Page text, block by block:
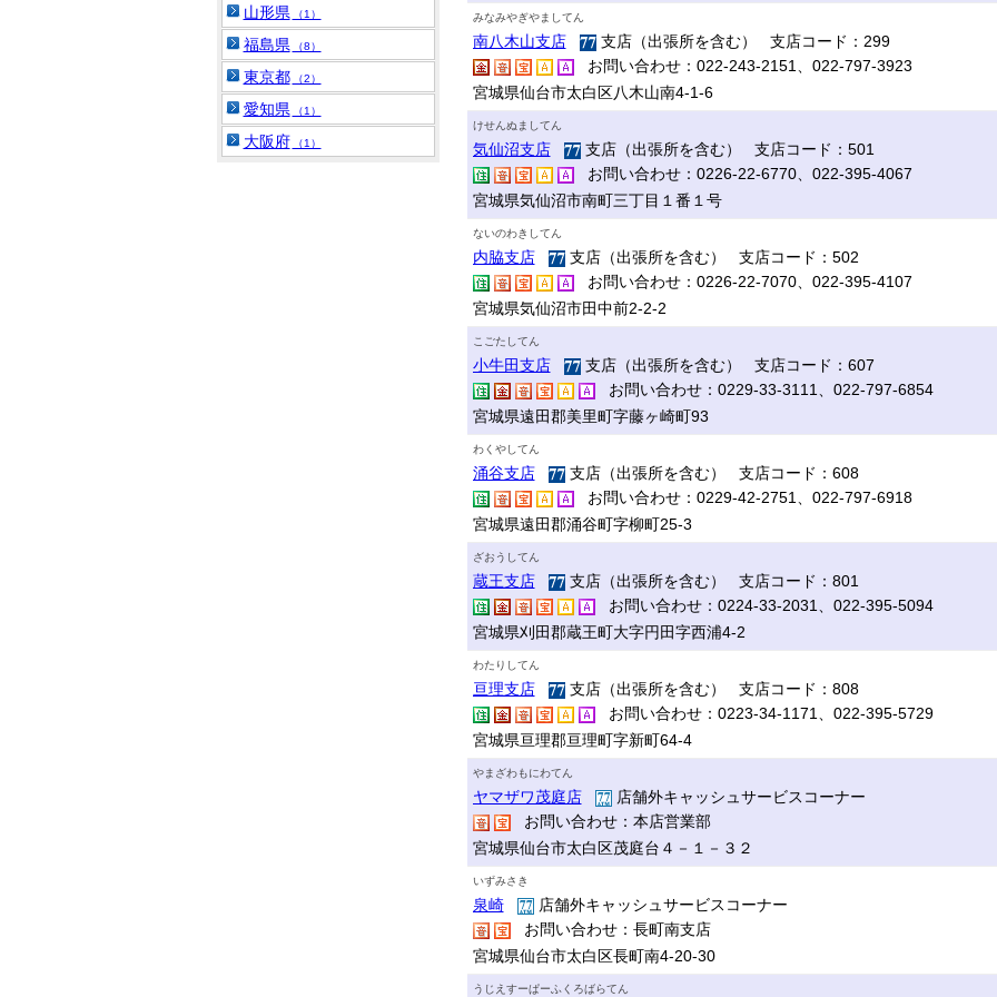
みなみやぎやましてん
南八木山支店
支店（出張所を含む） 支店コード：299
お問い合わせ：022-243-2151、022-797-3923
宮城県仙台市太白区八木山南4-1-6
けせんぬましてん
気仙沼支店
支店（出張所を含む） 支店コード：501
お問い合わせ：0226-22-6770、022-395-4067
宮城県気仙沼市南町三丁目１番１号
ないのわきしてん
内脇支店
支店（出張所を含む） 支店コード：502
お問い合わせ：0226-22-7070、022-395-4107
宮城県気仙沼市田中前2-2-2
こごたしてん
小牛田支店
支店（出張所を含む） 支店コード：607
お問い合わせ：0229-33-3111、022-797-6854
宮城県遠田郡美里町字藤ヶ崎町93
わくやしてん
涌谷支店
支店（出張所を含む） 支店コード：608
お問い合わせ：0229-42-2751、022-797-6918
宮城県遠田郡涌谷町字柳町25-3
ざおうしてん
蔵王支店
支店（出張所を含む） 支店コード：801
お問い合わせ：0224-33-2031、022-395-5094
宮城県刈田郡蔵王町大字円田字西浦4-2
わたりしてん
亘理支店
支店（出張所を含む） 支店コード：808
お問い合わせ：0223-34-1171、022-395-5729
宮城県亘理郡亘理町字新町64-4
やまざわもにわてん
ヤマザワ茂庭店
店舗外キャッシュサービスコーナー
お問い合わせ：本店営業部
宮城県仙台市太白区茂庭台４－１－３２
いずみさき
泉崎
店舗外キャッシュサービスコーナー
お問い合わせ：長町南支店
宮城県仙台市太白区長町南4-20-30
うじえすーぱーふくろばらてん
山形県 （1）
福島県 （8）
東京都 （2）
愛知県 （1）
大阪府 （1）